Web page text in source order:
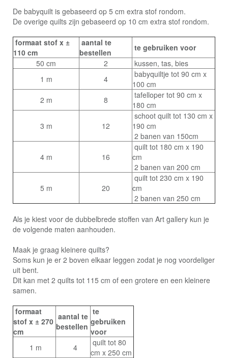
De babyquilt is gebaseerd op 5 cm extra stof rondom.
De overige quilts zijn gebaseerd op 10 cm extra stof rondom.
formaat stof x ±
110 cm
aantal te
bestellen
te gebruiken voor
50 cm
2
kussen, tas, bies
1 m
4
babyquiltje tot 90 cm x
100 cm
2 m
8
tafelloper tot 90 cm x
180 cm
3 m 12
schoot quilt tot 130 cm x
190 cm
2 banen van 150cm
4 m 16
quilt tot 180 cm x 190
cm
2 banen van 200 cm
5 m 20
quilt tot 230 cm x 190
cm
2 banen van 250 cm
Als je kiest voor de dubbelbrede stoffen van Art gallery kun je
de volgende maten aanhouden.
Maak je graag kleinere quilts?
Soms kun je er 2 boven elkaar leggen zodat je nog voordeliger
uit bent.
Dit kan met 2 quilts tot 115 cm of een grotere en een kleinere
samen.
formaat
stof x ± 270
cm
aantal te
bestellen
te
gebruiken
voor
1 m
4
quilt tot 80
cm x 250 cm